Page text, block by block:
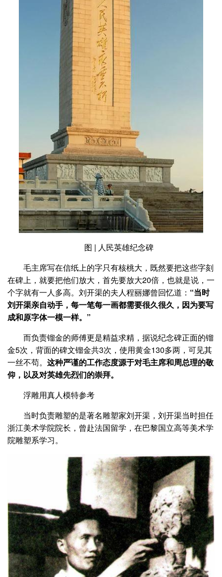
图 | 人民英雄纪念碑
毛主席写在信纸上的字只有核桃大，既然要把这些字刻
在碑上，就要把他们放大，首先要放大20倍，也就是说，一
个字就有一人多高。刘开渠的夫人程丽娜曾回忆道： “当时
刘开渠亲自动手，每一笔每一画都需要很久很久，因为要写
成和原字体一模一样。”
而负责镏金的师傅更是精益求精，据说纪念碑正面的镏
金5次，背面的碑文镏金共3次，使用黄金130多两，可见其
一丝不苟。 这种严谨的工作态度源于对毛主席和周总理的敬
仰，以及对英雄先烈们的崇拜。
浮雕用真人模特参考
当时负责雕塑的是著名雕塑家刘开渠，刘开渠当时担任
浙江美术学院院长，曾赴法国留学，在巴黎国立高等美术学
院雕塑系学习。